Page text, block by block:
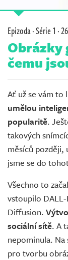
Epizoda · Série 1 ·
Obrázky
čemu
Ať už se vám to
umělou
popularitě.
takových
měsíců později,
jsme se do
Všechno to
vstoupilo
Diffusion.
sociální sítě. A
nepominula.
pro tvorbu